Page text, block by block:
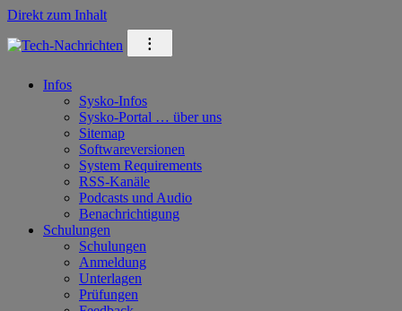
Direkt zum Inhalt
⁝
Infos
Sysko-Infos
Sysko-Portal … über uns
Sitemap
Softwareversionen
System Requirements
RSS-Kanäle
Podcasts und Audio
Benachrichtigung
Schulungen
Schulungen
Anmeldung
Unterlagen
Prüfungen